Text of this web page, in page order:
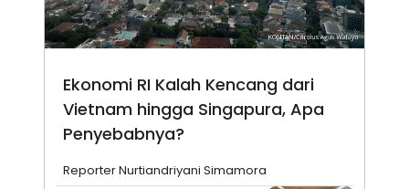
Ekonomi RI Kalah Kencang dari
Vietnam hingga Singapura, Apa
Penyebabnya?
Reporter Nurtiandriyani Simamora